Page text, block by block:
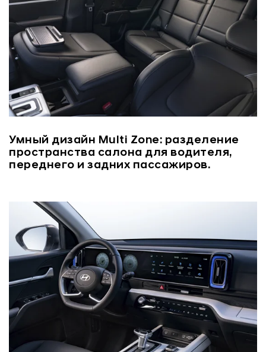
Умный дизайн Multi Zone: разделение
пространства салона для водителя,
переднего и задних пассажиров.